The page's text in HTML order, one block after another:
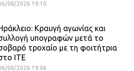
08/2026 19:10
Κραυγή αγωνίας και
υπογραφών μετά το
τροχαίο με τη φοιτήτρια
ΙΤΕ
08/2026 19:06